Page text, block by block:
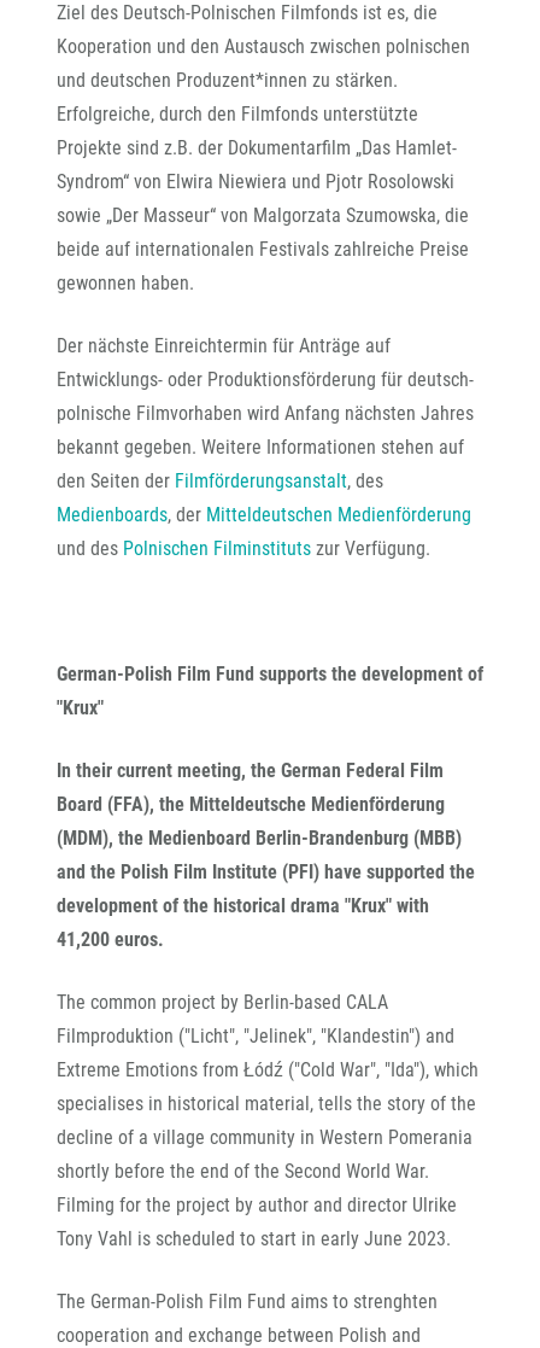
Ziel des Deutsch-Polnischen Filmfonds ist es, die
Kooperation und den Austausch zwischen polnischen
und deutschen Produzent*innen zu stärken.
Erfolgreiche, durch den Filmfonds unterstützte
Projekte sind z.B. der Dokumentarfilm „Das Hamlet-
Syndrom“ von Elwira Niewiera und Pjotr Rosolowski
sowie „Der Masseur“ von Malgorzata Szumowska, die
beide auf internationalen Festivals zahlreiche Preise
gewonnen haben.
Der nächste Einreichtermin für Anträge auf
Entwicklungs- oder Produktionsförderung für deutsch-
polnische Filmvorhaben wird Anfang nächsten Jahres
bekannt gegeben. Weitere Informationen stehen auf
den Seiten der Filmförderungsanstalt, des
Medienboards, der Mitteldeutschen Medienförderung
und des Polnischen Filminstituts zur Verfügung.
German-Polish Film Fund supports the development of
"Krux"
In their current meeting, the German Federal Film
Board (FFA), the Mitteldeutsche Medienförderung
(MDM), the Medienboard Berlin-Brandenburg (MBB)
and the Polish Film Institute (PFI) have supported the
development of the historical drama "Krux" with
41,200 euros.
The common project by Berlin-based CALA
Filmproduktion ("Licht", "Jelinek", "Klandestin") and
Extreme Emotions from Łódź ("Cold War", "Ida"), which
specialises in historical material, tells the story of the
decline of a village community in Western Pomerania
shortly before the end of the Second World War.
Filming for the project by author and director Ulrike
Tony Vahl is scheduled to start in early June 2023.
The German-Polish Film Fund aims to strenghten
cooperation and exchange between Polish and